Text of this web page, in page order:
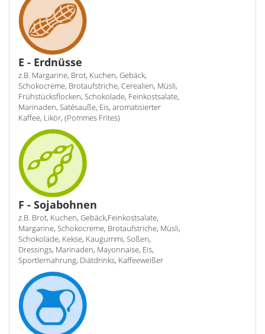
E - Erdnüsse
z.B. Margarine, Brot, Kuchen, Gebäck,
Schokocreme, Brotaufstriche, Cerealien, Müsli,
Frühstücksflocken, Schokolade, Feinkostsalate,
Marinaden, Satésauße, Eis, aromatisierter
Kaffee, Likör, (Pommes Frites)
F - Sojabohnen
z.B. Brot, Kuchen, Gebäck,Feinkostsalate,
Margarine, Schokocreme, Brotaufstriche, Müsli,
Schokolade, Kekse, Kaugummi, Soßen,
Dressings, Marinaden, Mayonnaise, Eis,
Sportlernahrung, Diätdrinks, Kaffeeweißer